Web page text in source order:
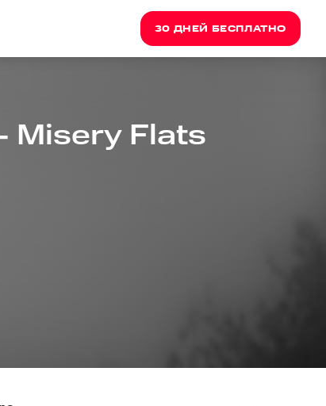
30 ДНЕЙ БЕСПЛАТНО
Misery Flats